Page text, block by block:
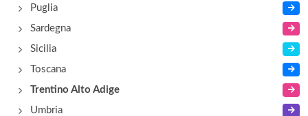
Puglia
Sardegna
Sicilia
Toscana
Trentino Alto Adige
Umbria